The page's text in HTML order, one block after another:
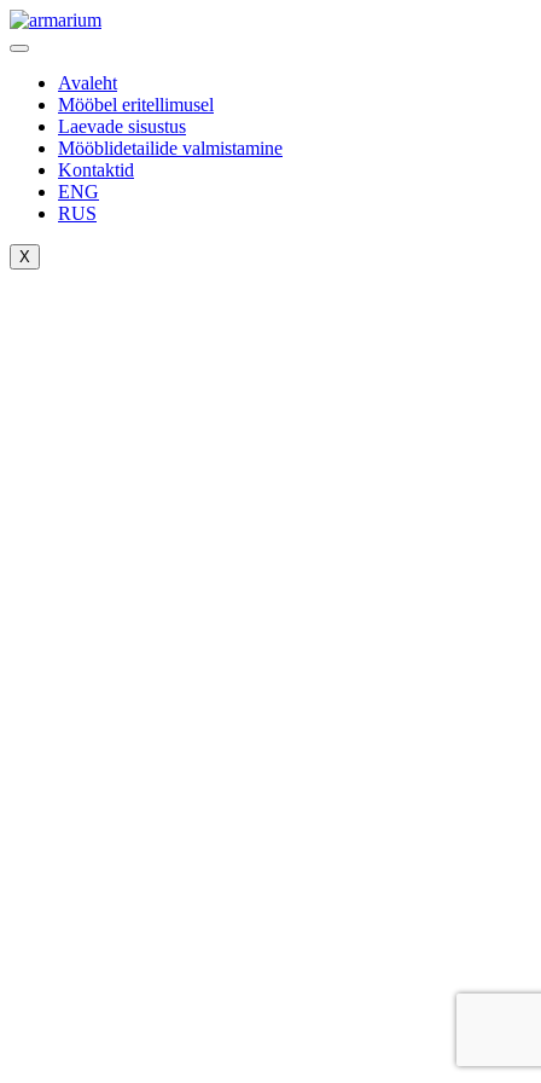
Avaleht
Mööbel eritellimusel
Laevade sisustus
Mööblidetailide valmistamine
Kontaktid
ENG
RUS
X